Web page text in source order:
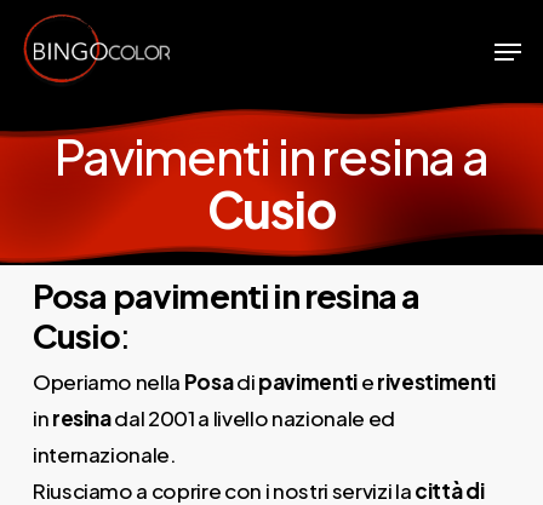
Skip
contentPavimenti in resina a
Cusio
Posa pavimenti in resina a
Cusio:
Operiamo nella Posadipavimentierivestimenti
inresinadal 2001 a livello nazionale ed
internazionale.
Riusciamo a coprire con i nostri servizi lacittà di
Menu